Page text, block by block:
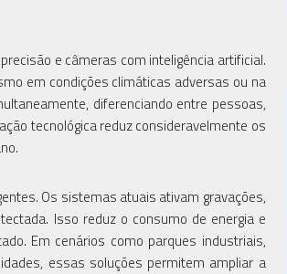
e câmeras com inteligência artificial.
em condições climáticas adversas ou na
diferenciando entre pessoas,
tecnológica reduz consideravelmente os
Os sistemas atuais ativam gravações,
Isso reduz o consumo de energia e
Em cenários como parques industriais,
essas soluções permitem ampliar a